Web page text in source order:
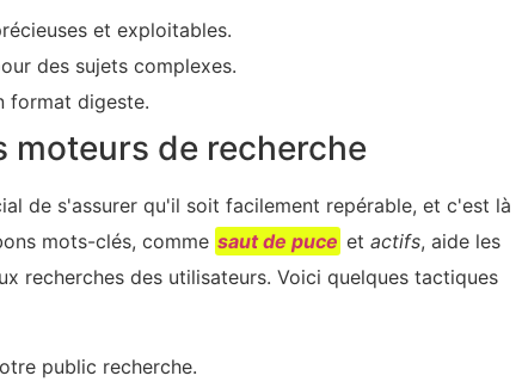
et exploitables.
des sujets complexes.
format digeste.
moteurs de recherche
de s'assurer qu'il soit facilement repérable, et c'est là
mots-clés, comme saut de puce etactifs, aide les
recherches des utilisateurs. Voici quelques tactiques
public recherche.